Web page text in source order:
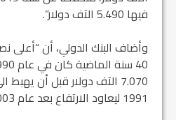
فيها 5.490 الآف دولار”.
وأضاف البنك الدولي، أن “أعلى
1991 ليعاود الارتفاع بعد عام 2003”.